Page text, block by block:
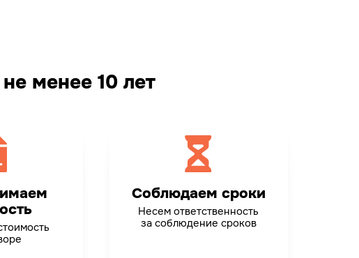
менее 10 лет
Соблюдаем сроки
Несем ответственность
за соблюдение сроков